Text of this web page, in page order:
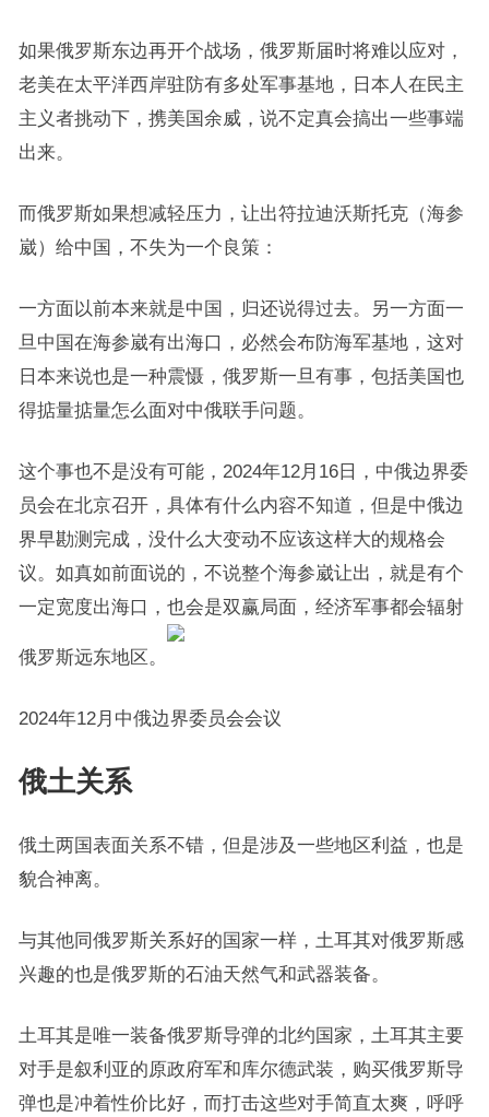
如果俄罗斯东边再开个战场，俄罗斯届时将难以应对，
老美在太平洋西岸驻防有多处军事基地，日本人在民主
主义者挑动下，携美国余威，说不定真会搞出一些事端
出来。
而俄罗斯如果想减轻压力，让出符拉迪沃斯托克（海参
崴）给中国，不失为一个良策：
一方面以前本来就是中国，归还说得过去。另一方面一
旦中国在海参崴有出海口，必然会布防海军基地，这对
日本来说也是一种震慑，俄罗斯一旦有事，包括美国也
得掂量掂量怎么面对中俄联手问题。
这个事也不是没有可能，2024年12月16日，中俄边界委
员会在北京召开，具体有什么内容不知道，但是中俄边
界早勘测完成，没什么大变动不应该这样大的规格会
议。如真如前面说的，不说整个海参崴让出，就是有个
一定宽度出海口，也会是双赢局面，经济军事都会辐射
俄罗斯远东地区。
2024年12月中俄边界委员会会议
俄土关系
俄土两国表面关系不错，但是涉及一些地区利益，也是
貌合神离。
与其他同俄罗斯关系好的国家一样，土耳其对俄罗斯感
兴趣的也是俄罗斯的石油天然气和武器装备。
土耳其是唯一装备俄罗斯导弹的北约国家，土耳其主要
对手是叙利亚的原政府军和库尔德武装，购买俄罗斯导
弹也是冲着性价比好，而打击这些对手简直太爽，呼呼